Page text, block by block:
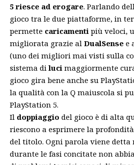
5 riesce ad erogare. Parlando
gioco tra le due piattaforme, in
permette caricamenti più veloci,
migliorata grazie al DualSense e
(uno dei migliori mai visti sulla
sistema diluci maggiormente
gioco gira bene anche su
la qualità con la Q maiuscola si
PlayStation 5.
Il doppiaggio del gioco è di alta
riescono a esprimere la
del titolo. Ogni parola viene detta
durante le fasi concitate non